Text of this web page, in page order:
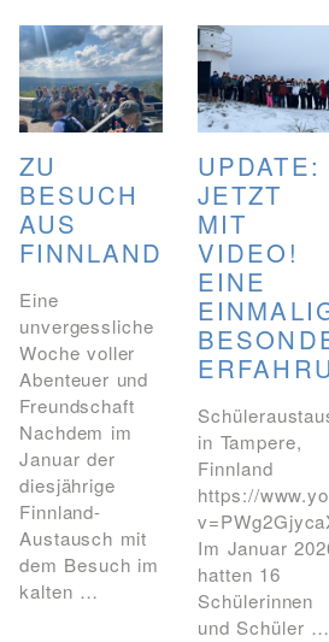
Bibliothek Bibliothekskatalog
Lehrmittelfreiheit
MENSA & BISTRO
Mensa & Bistro Speiseplan
SPORT
Sport als Leistungsfach Exkursionen
ZU
BESUCH
AUS
FINNLAND
Eine
unvergessliche
Woche voller
Abenteuer und
Freundschaft
Nachdem im
Januar der
diesjährige
Finnland-
Austausch mit
dem Besuch im
kalten …
UPDATE:
JETZT
MIT
VIDEO!
EINE
in Tampere,
Finnland
https://
Im Januar
hatten 16
Schülerinnen
und Schüler …